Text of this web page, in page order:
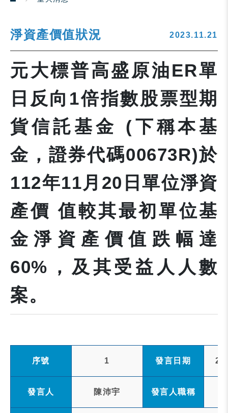
淨資產價值狀況 2023.11.21
元大標普高盛原油ER單
日反向1倍指數股票型期
貨信託基金 (下稱本基
金，證券代碼00673R)於
112年11月20日單位淨資
產價 值較其最初單位基
金淨資產價值跌幅達
60%，及其受益人人數
案。
序號 1 發言日期
發言人 陳沛宇 發言人職稱